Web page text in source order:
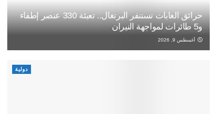
حرائق الغابات تستنفر البرتغال.. تعبئة 330 عنصر إطفاء
و5 طائرات لمواجهة النيران
أغسطس 9, 2026
دولية